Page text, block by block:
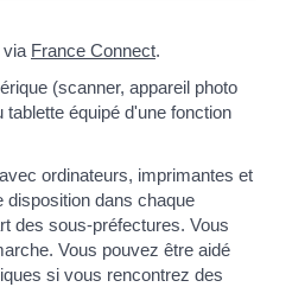
via France Connect.
(scanner, appareil photo
équipé d'une fonction
ordinateurs, imprimantes et
dans chaque
des sous-préfectures. Vous
Vous pouvez être aidé
si vous rencontrez des